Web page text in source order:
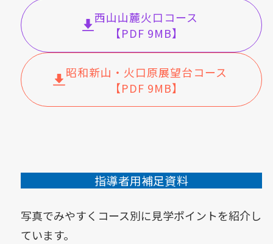
西山山麓火口コース
【PDF 9MB】
昭和新山・火口原展望台コース
【PDF 9MB】
指導者用補足資料
写真でみやすくコース別に見学ポイントを紹介し
ています。